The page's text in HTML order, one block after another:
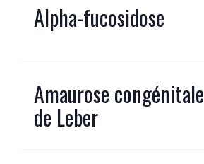
Alpha-fucosidose
Amaurose congénitale
de Leber